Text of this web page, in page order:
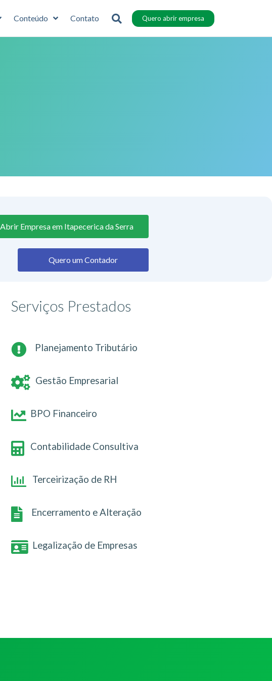
Conteúdo Contato Quero abrir empresa
Abrir Empresa em Itapecerica da Serra
Quero um Contador
Serviços Prestados
Planejamento Tributário
Gestão Empresarial
BPO Financeiro
Contabilidade Consultiva
Terceirização de RH
Encerramento e Alteração
Legalização de Empresas